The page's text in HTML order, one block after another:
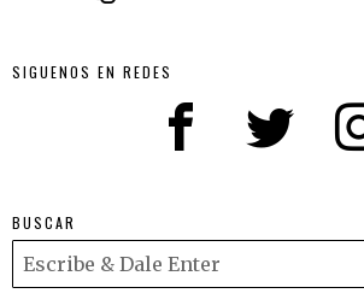
SIGUENOS EN REDES
BUSCAR